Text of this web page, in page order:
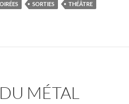
SORTIES
THÉÂTRE
MÉTAL